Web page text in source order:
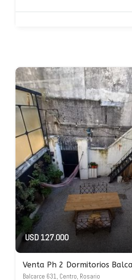
USD 127.000
Venta Ph 2 Dormitorios
Balcarce 631, Centro, Rosario